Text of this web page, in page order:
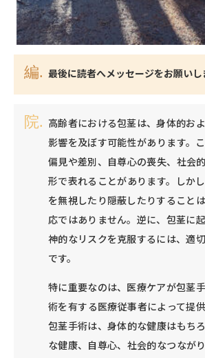
最後に読者へメッセージをお願いし
高齢者における包茎は、身体的お
影響を及ぼす可能性があります。
偏見や差別、自尊心の喪失、社会
形で表れることがあります。しか
を無視したり隠蔽したりすること
応ではありません。逆に、包茎に
神的なリスクを克服するには、適
です。
特に重要なのは、医療ケアが包茎
術を有する医療従事者によって提
包茎手術は、身体的な健康はもち
な健康、自尊心、社会的なつなが